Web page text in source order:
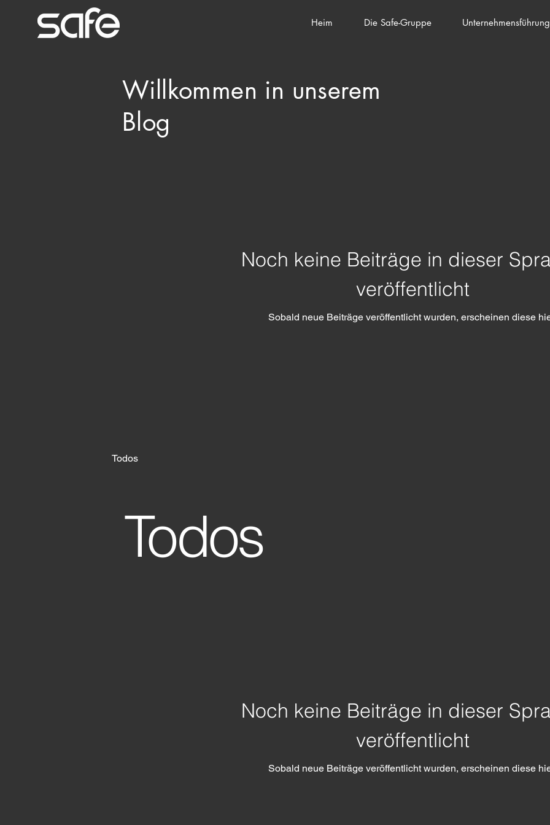
Heim Die Safe-Gruppe Unternehmensführung
Noch keine Beiträge in dieser
veröffentlicht
Sobald neue Beiträge veröffentlicht wurden, erscheinen diese
Willkommen in unserem
Blog
Todos
Todos
Noch keine Beiträge in dieser
veröffentlicht
Sobald neue Beiträge veröffentlicht wurden, erscheinen diese